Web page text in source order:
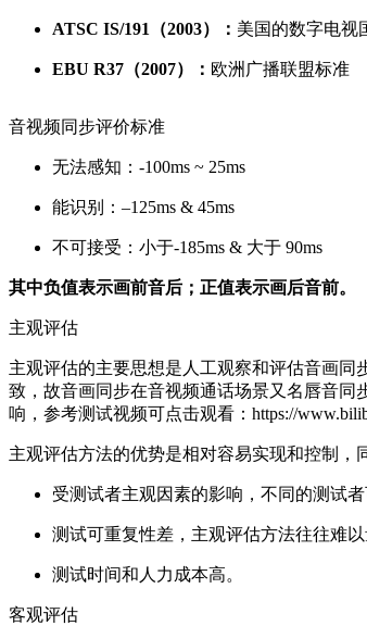
ATSC IS/191（2003）： 美国的数字电视
EBU R37（2007）： 欧洲广播联盟标准
音视频同步评价标准
无法感知：-100ms ~ 25ms
能识别：–125ms & 45ms
不可接受：小于-185ms & 大于 90ms
其中负值表示画前音后；正值表示画后音前。
主观评估
主观评估的主要思想是人工观察和评估音画
致，故音画同步在音视频通话场景又名唇音
响，参考测试视频可点击观看：https://
主观评估方法的优势是相对容易实现和控制，
受测试者主观因素的影响，不同的测试
测试可重复性差，主观评估方法往往难以
测试时间和人力成本高。
客观评估